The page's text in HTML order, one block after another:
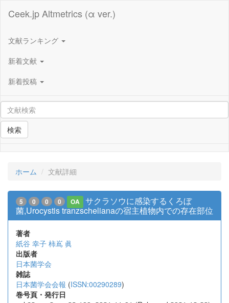
Ceek.jp Altmetrics (α ver.)
文献ランキング
新着文献
新着投稿
検索
ホーム 文献詳細
5 0 0 0 OA
サクラソウに感染するくろぼ
菌,Urocystis tranzschelianaの宿主植物内での存在部位
著者
紙谷 幸子 柿嶌 眞
出版者
日本菌学会
雑誌
日本菌学会会報 (ISSN:00290289)
巻号頁・発行日